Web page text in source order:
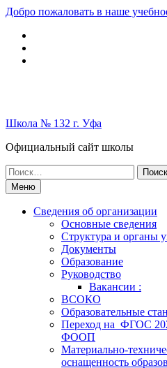
Перейти
содержимому
Добро пожаловать в наше
Школа № 132 г. Уфа
Официальный сайт школы
Поиск
по:Меню
Сведения об организации
Основные сведения
Структура и органы
Документы
Образование
Руководство
Вакансии :
ВСОКО
Образовательные
Переход на ФГОС
ФООП
Материально-
оснащенность